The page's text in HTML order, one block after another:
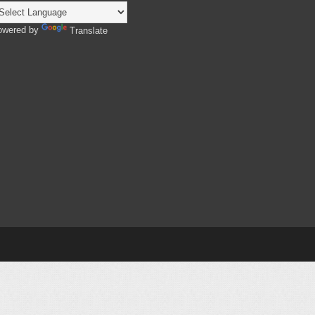
by Translate